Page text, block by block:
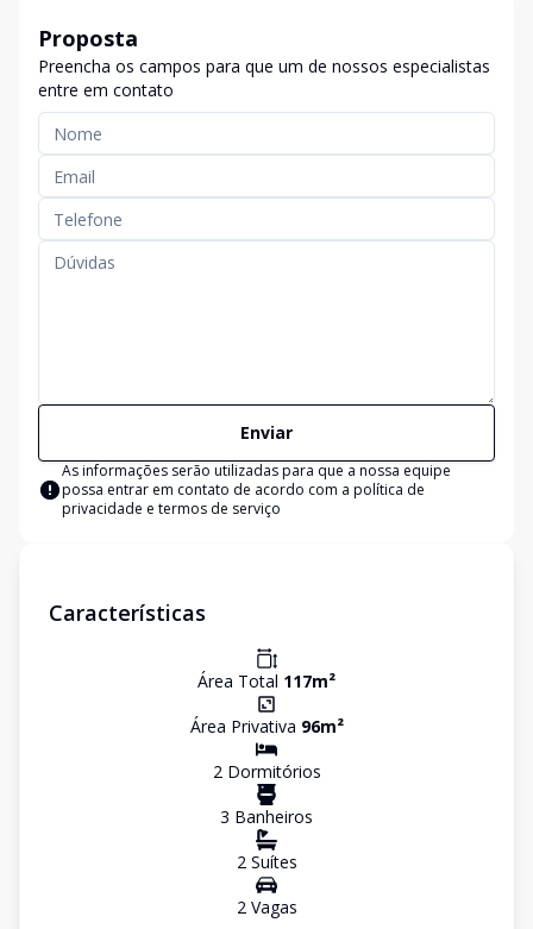
Proposta
Preencha os campos para que um de nossos especialistas
entre em contato
Enviar
As informações serão utilizadas para que a nossa equipe
possa entrar em contato de acordo com a política de
privacidade e termos de serviço
Características
Área Total 117m²
Área Privativa 96m²
2Dormitórios
3 Banheiros
2Suítes
2Vagas